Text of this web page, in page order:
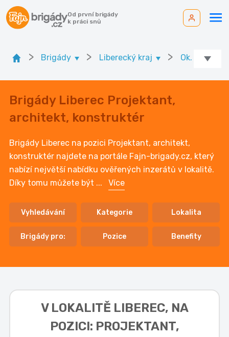
Od první brigády
k práci snů
> Brigády > Liberecký kraj > Ok. Liberec
Brigády Liberec Projektant,
architekt, konstruktér
Brigády Liberec na pozici Projektant, architekt,
konstruktér najdete na portále Fajn-brigady.cz, který
nabízí největší nabídku ověřených inzerátů v lokalitě.
Díky tomu můžete být ... Více
Vyhledávání Kategorie Lokalita
Brigády pro: Pozice Benefity
V LOKALITĚ LIBEREC, NA
POZICI: PROJEKTANT,